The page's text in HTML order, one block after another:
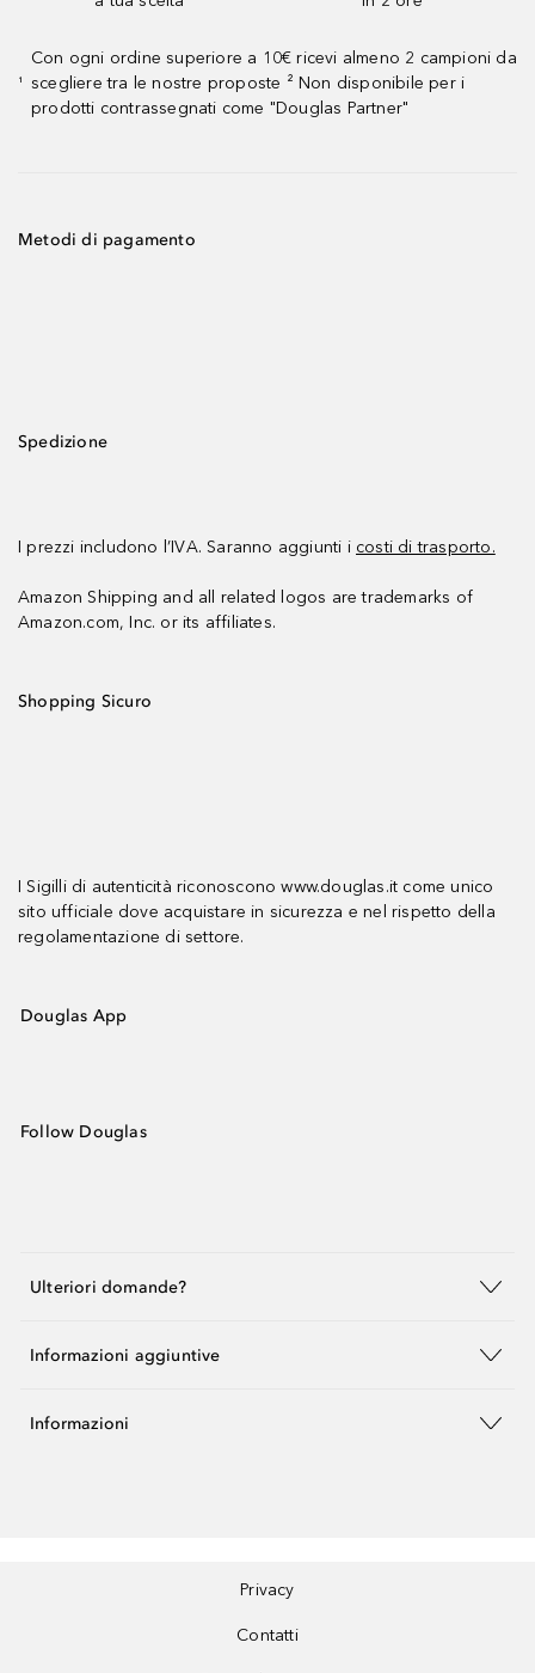
¹
Con ogni ordine superiore a 10€ ricevi almeno 2 campioni da
scegliere tra le nostre proposte ² Non disponibile per i
prodotti contrassegnati come "Douglas Partner"
Metodi di pagamento
Spedizione
I prezzi includono l’IVA. Saranno aggiunti i costi di trasporto.
Amazon Shipping and all related logos are trademarks of
Amazon.com, Inc. or its affiliates.
Shopping Sicuro
I Sigilli di autenticità riconoscono www.douglas.it come unico
sito ufficiale dove acquistare in sicurezza e nel rispetto della
regolamentazione di settore.
Douglas App
Follow Douglas
Ulteriori domande?
Informazioni aggiuntive
Informazioni
Privacy
Contatti